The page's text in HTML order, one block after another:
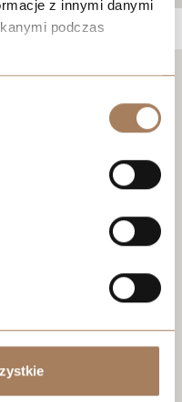
z innymi danymi
podczas